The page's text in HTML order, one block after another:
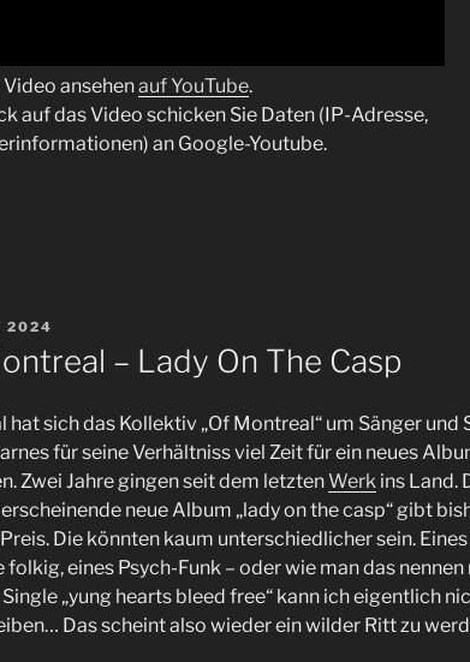
Video ansehenauf YouTube.
auf das Video schicken Sie Daten (IP-Adresse,
an Google-Youtube.
2024
– Lady On The Casp
hat sich das Kollektiv „Of Montreal“ um Sänger und
für seine Verhältniss viel Zeit für ein neues
Zwei Jahre gingen seit dem letztenWerk ins Land.
neue Album „lady on the casp“ gibt
Die könnten kaum unterschiedlicher sein.
folkig, eines Psych-Funk – oder wie man das
„yung hearts bleed free“ kann ich eigentlich
Das scheint also wieder ein wilder Ritt zu